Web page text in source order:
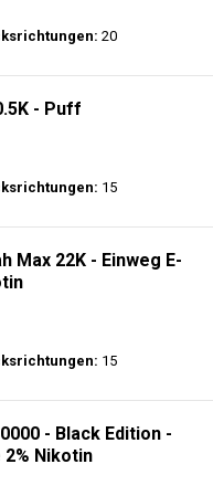
20
- Puff
15
Max 22K - Einweg E-
15
- Black Edition -
Nikotin